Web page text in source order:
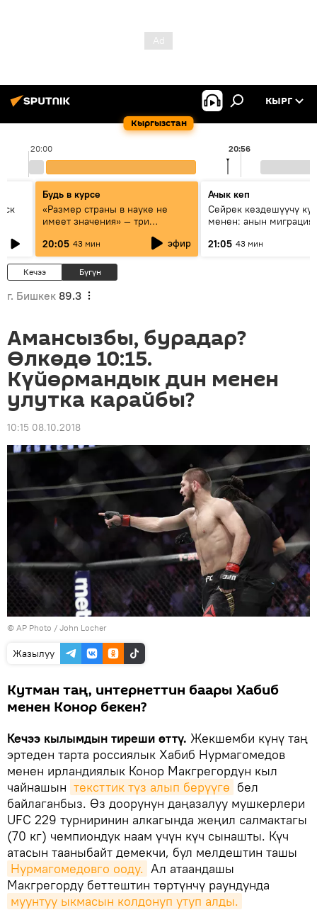
Кыргызстан
КЫРГ
20:00 20:56
Будь в курсе
«Размер страны в науке не
имеет значения» — три
эксперта о сотрудничестве
России и Кыргызстана в
образовании и исследованиях
20:05 43 мин эфир
Ачык кеп
Сейрек кездешүүчү
менен: анын
21:05 43 мин
Кечээ Бүгүн
г. Бишкек 89.3
Амансызбы, бурадар?
Өлкөдө 10:15.
Күйөрмандык дин менен
улутка карайбы?
10:15 08.10.2018
© AP Photo / John Locher
Жазылуу
Кутман таң, интернеттин баары Хабиб
менен Конор бекен?
Кечээ кылымдын тиреши өттү. Жекшемби күнү таң
эртеден тарта россиялык Хабиб Нурмагомедов
менен ирландиялык Конор Макгрегордун кыл
чайнашын тексттик түз алып берүүгө бел
байлаганбыз. Өз доорунун даңазалуу мушкерлери
UFC 229 турниринин алкагында жеңил салмактагы
(70 кг) чемпиондук наам үчүн күч сынашты. Күч
атасын тааныбайт демекчи, бул мелдештин ташы
Нурмагомедовго ооду. Ал атаандашы
Макгрегорду беттештин төртүнчү раундунда
муунтуу ыкмасын колдонуп утуп алды.